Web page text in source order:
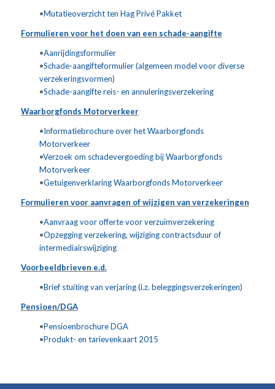
•Mutatieoverzicht ten Hag Privé Pakket
Formulieren voor het doen van een schade-aangifte
•Aanrijdingsformulier
•Schade-aangifteformulier (algemeen model voor diverse
verzekeringsvormen)
•Schade-aangifte reis- en annuleringsverzekering
Waarborgfonds Motorverkeer
•Informatiebrochure over het Waarborgfonds
Motorverkeer
•Verzoek om schadevergoeding bij Waarborgfonds
Motorverkeer
•Getuigenverklaring Waarborgfonds Motorverkeer
Formulieren voor aanvragen of wijzigen van verzekeringen
•Aanvraag voor offerte voor verzuimverzekering
•Opzegging verzekering, wijziging contractsduur of
intermediairswijziging
Voorbeeldbrieven e.d.
•Brief stuiting van verjaring (i.z. beleggingsverzekeringen)
Pensioen/DGA
•Pensioenbrochure DGA
•Produkt- en tarievenkaart 2015